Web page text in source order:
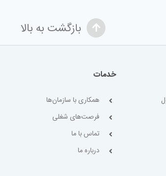
بازگشت به بالا
خدمات
همکاری با سازمان‌ها
فرصت‌های شغلی
تماس با ما
درباره ما